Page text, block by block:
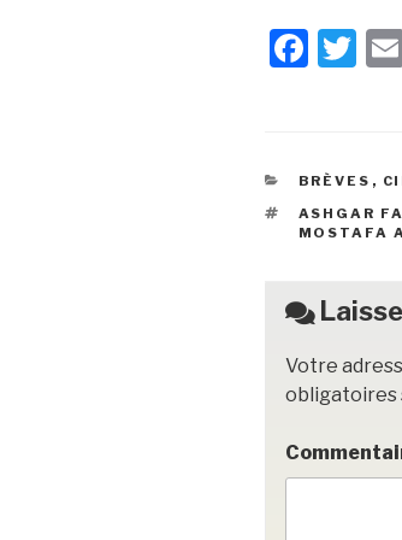
F
e
b
o
k
T
er
BRÈVES ,
ASHGAR
MOSTAFA
Votre
obligatoires